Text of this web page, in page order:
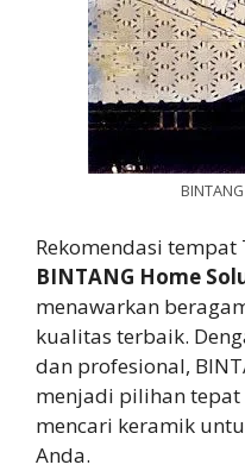
Rekomendasi
BINTANG Home
menawarkan
kualitas terbaik.
dan profesional,
menjadi pilihan tepat
mencari keramik
Anda.